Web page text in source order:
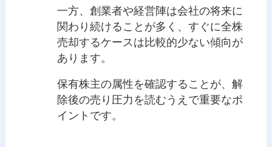
一方、創業者や経営陣は会社の将来に
関わり続けることが多く、すぐに全株
売却するケースは比較的少ない傾向が
あります。
保有株主の属性を確認することが、解
除後の売り圧力を読むうえで重要なポ
イントです。